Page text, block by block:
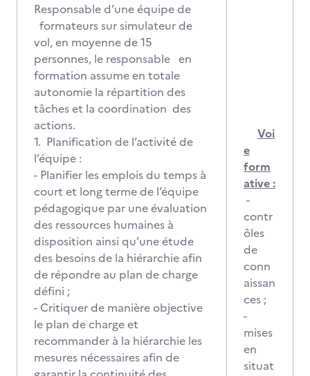
Responsable d’une équipe de
formateurs sur simulateur de
vol, en moyenne de 15
personnes, le responsable en
formation assume en totale
autonomie la répartition des
tâches et la coordination des
actions.
1. Planification de l’activité de
l’équipe :
- Planifier les emplois du temps à
court et long terme de l’équipe
pédagogique par une évaluation
des ressources humaines à
disposition ainsi qu’une étude
des besoins de la hiérarchie afin
de répondre au plan de charge
défini ;
- Critiquer de manière objective
le plan de charge et
recommander à la hiérarchie les
mesures nécessaires afin de
Voi
e
form
ative :
-
contr
ôles
de
conn
aissan
ces ;
-
mises
en
situat